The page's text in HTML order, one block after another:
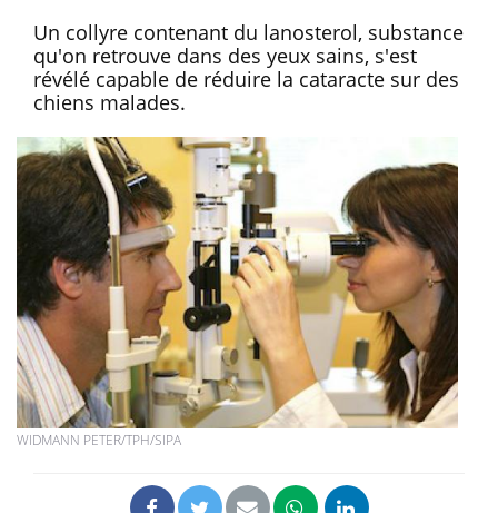
Un collyre contenant du lanosterol, substance
qu'on retrouve dans des yeux sains, s'est
révélé capable de réduire la cataracte sur des
chiens malades.
WIDMANN PETER/TPH/SIPA